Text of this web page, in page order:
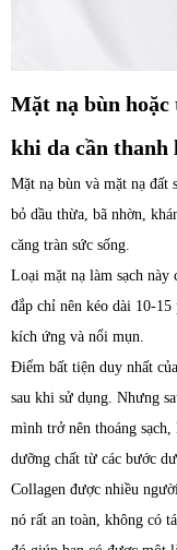
Mặt nạ bùn
khi da cần thanh
Mặt nạ bùn và mặt nạ đất
bỏ dầu thừa, bã nhờn,
căng tràn sức sống.
Loại mặt nạ làm sạch
đắp chỉ nên kéo dài 10-
kích ứng và nổi mụn.
Điểm bất tiện duy nhất
sau khi sử dụng. Nhưng
mình trở nên thoáng sạch,
dưỡng chất từ các bước
Collagen được nhiều
nó rất an toàn, không có